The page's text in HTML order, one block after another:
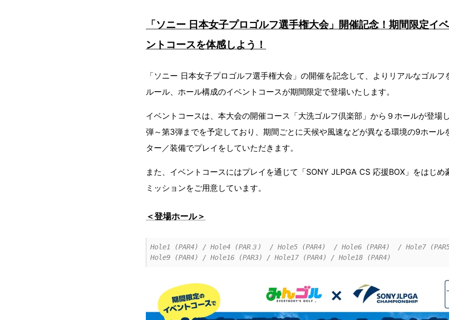
「ソニー 日本女子プロゴルフ選手権大会」開催記念！期間限定イ
ントコースを体感しよう！
「ソニー 日本女子プロゴルフ選手権大会」の開催を記念して、よりリアルなゴル
ルール、ホール構成のイベントコースが期間限定で登場いたします。
イベントコースは、本大会の開催コース「大洗ゴルフ倶楽部」から９ホールが登場
弾～第3弾までを予定しており、期間ごとに天候や風速などが異なる環境の9ホール
ター／装備でプレイをしていただきます。
また、イベントコースにはプレイを通じて「SONY JLPGA CS 応援BOX」をはじめ
ミッションをご用意しています。
＜登場ホール＞
Hole1 (PAR4) / Hole4 (PAR３)  / Hole5 (PAR4)  / Hole6 (PAR4)  / Hole7